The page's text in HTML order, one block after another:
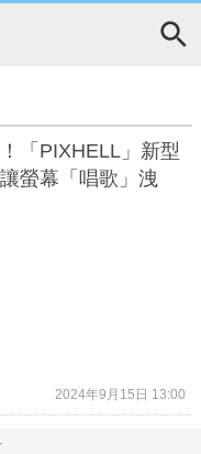
「PIXHELL」新型
螢幕「唱歌」洩
2024年9月15日 13:00